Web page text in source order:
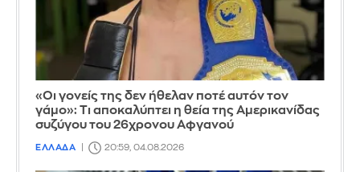
«Οι γονείς της δεν ήθελαν ποτέ αυτόν τον
γάμο»: Τι αποκαλύπτει η θεία της Αμερικανίδας
συζύγου του 26χρονου Αφγανού
ΕΛΛΑΔΑ 20:59, 04.08.2026